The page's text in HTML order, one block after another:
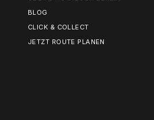
BLOG
CLICK & COLLECT
JETZT ROUTE PLANEN